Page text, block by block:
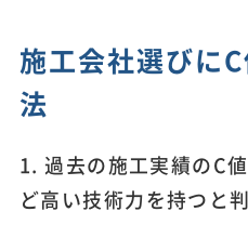
施工会社選びに
法
1. 過去の施工実績のC
ど高い技術力を持つと